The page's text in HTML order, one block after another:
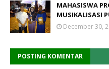
MAHASISWA
MUSIKALISASI
December 30,
POSTING KOMENTAR